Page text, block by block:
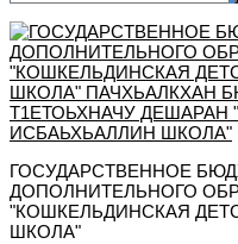
ГОСУДАРСТВЕННОЕ
ДОПОЛНИТЕЛЬНОГО
"КОШКЕЛЬДИНСКАЯ
ШКОЛА"